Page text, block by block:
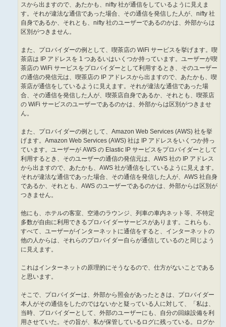
スから出ますので、あたかも、nifty 社が通信をしているように見えま
す。それが違法な通信であった場合、その通信を発信した人が、nifty 社
自身であるか、それとも、nifty 社のユーザーであるのかは、外部からは
区別がつきません。
また、プロバイダーの例として、喫茶店の WiFi サービスを挙げます。喫
茶店は IP アドレスを 1 つあるいはいくつか持っています。ユーザーが喫
茶店の WiFi サービスをプロバイダーとして利用するとき、そのユーザー
の通信の発信元は、喫茶店の IP アドレスから出ますので、あたかも、喫
茶店が通信をしているように見えます。それが違法な通信であった場
合、その通信を発信した人が、喫茶店自身であるか、それとも、喫茶店
の WiFi サービスのユーザーであるのかは、外部からは区別がつきませ
ん。
また、プロバイダーの例として、Amazon Web Services (AWS) 社を挙
げます。Amazon Web Services (AWS) 社は IP アドレスをいくつか持っ
ています。ユーザーが AWS の Elastic IP サービスをプロバイダーとして
利用するとき、そのユーザーの通信の発信元は、AWS 社の IP アドレス
から出ますので、あたかも、AWS 社が通信をしているように見えます。
それが違法な通信であった場合、その通信を発信した人が、AWS 社自身
であるか、それとも、AWS のユーザーであるのかは、外部からは区別が
つきません。
他にも、ホテルの客室、空港のラウンジ、列車の車内ネット等、不特定
多数が自由に利用できるプロバイダーサービスがあります。これらも、
すべて、ユーザーがインターネットに通信をすると、インターネットの
他の人からは、それらのプロバイダー自らが通信しているのと同じよう
に見えます。
これはインターネットの原理的にそうなるので、仕方がないことである
と思います。
そこで、プロバイダーは、外部から照会があったときは、プロバイダー
本人がその通信をしたのではないかと疑っている人に対して、「私は、
当時、プロバイダーとして、外部のユーザーにも、自分の回線設備を利
用させていた。その旨が、私が保管しているログに残っている。ログか